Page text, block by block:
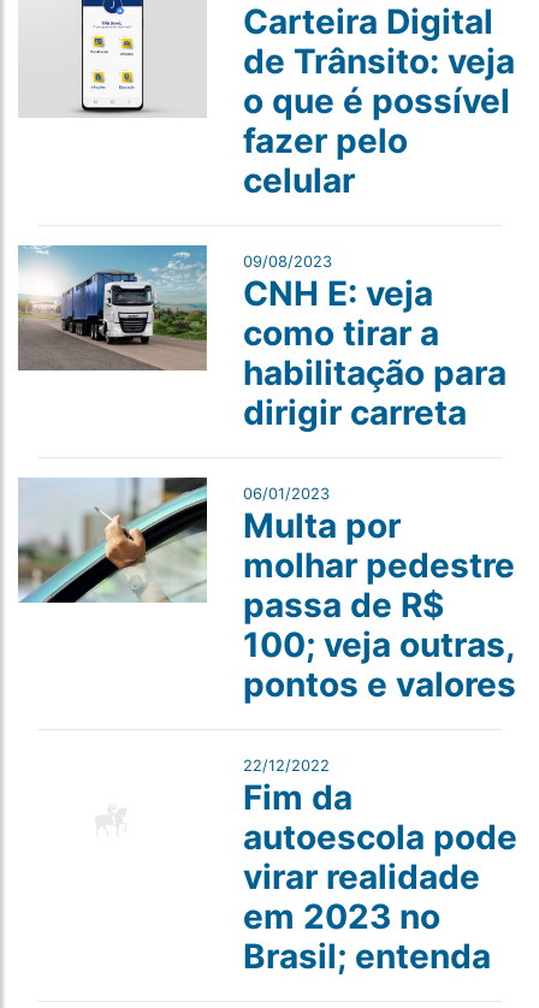
Carteira Digital
de Trânsito: veja
o que é possível
fazer pelo
celular
09/08/2023
CNH E: veja
como tirar a
habilitação para
dirigir carreta
06/01/2023
Multa por
molhar pedestre
passa de R$
100; veja outras,
pontos e valores
22/12/2022
Fim da
autoescola pode
virar realidade
em 2023 no
Brasil; entenda